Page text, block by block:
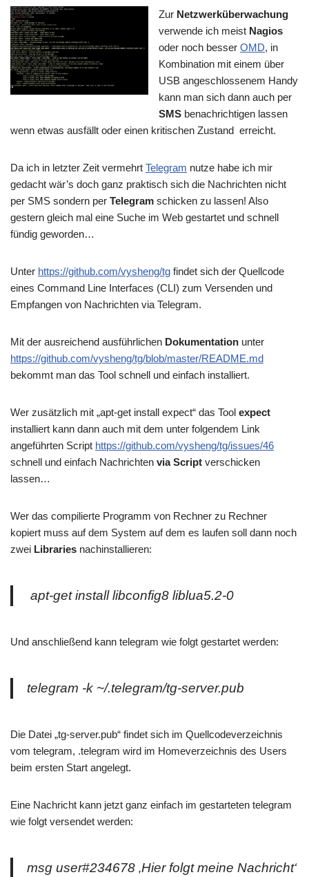
Zur Netzwerküberwachung
verwende ich meist Nagios
oder noch besser OMD, in
Kombination mit einem über
USB angeschlossenem Handy
kann man sich dann auch per
SMS benachrichtigen lassen
wenn etwas ausfällt oder einen kritischen Zustand erreicht.
Da ich in letzter Zeit vermehrt Telegram nutze habe ich mir
gedacht wär’s doch ganz praktisch sich die Nachrichten nicht
per SMS sondern per Telegram schicken zu lassen! Also
gestern gleich mal eine Suche im Web gestartet und schnell
fündig geworden…
Unter https://github.com/vysheng/tg findet sich der Quellcode
eines Command Line Interfaces (CLI) zum Versenden und
Empfangen von Nachrichten via Telegram.
Mit der ausreichend ausführlichen Dokumentation unter
https://github.com/vysheng/tg/blob/master/README.md
bekommt man das Tool schnell und einfach installiert.
Wer zusätzlich mit „apt-get install expect“ das Tool expect
installiert kann dann auch mit dem unter folgendem Link
angeführten Script https://github.com/vysheng/tg/issues/46
schnell und einfach Nachrichten via Script verschicken
lassen…
Wer das compilierte Programm von Rechner zu Rechner
kopiert muss auf dem System auf dem es laufen soll dann noch
zwei Libraries nachinstallieren:
apt-get install libconfig8 liblua5.2-0
Und anschließend kann telegram wie folgt gestartet werden:
telegram -k ~/.telegram/tg-server.pub
Die Datei „tg-server.pub“ findet sich im Quellcodeverzeichnis
vom telegram, .telegram wird im Homeverzeichnis des Users
beim ersten Start angelegt.
Eine Nachricht kann jetzt ganz einfach im gestarteten telegram
wie folgt versendet werden:
msg user#234678 ‚Hier folgt meine Nachricht‘